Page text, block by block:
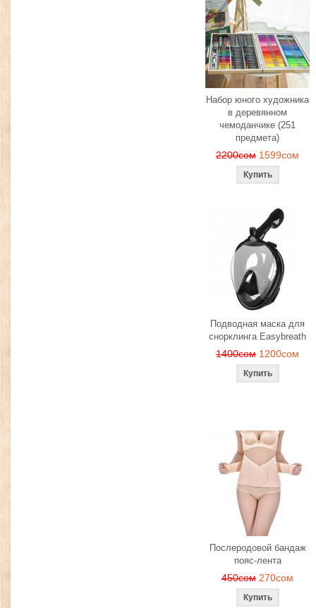
Набор юного художника
в деревянном
чемоданчике (251
предмета)
2200сом 1599сом
Подводная маска для
снорклинга Easybreath
1400сом 1200сом
Послеродовой бандаж
пояс-лента
450сом 270сом